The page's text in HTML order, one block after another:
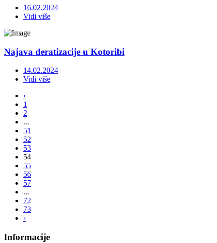
16.02.2024
Vidi više
Najava deratizacije u Kotoribi
14.02.2024
Vidi više
‹
1
2
...
51
52
53
54
55
56
57
...
72
73
›
Informacije